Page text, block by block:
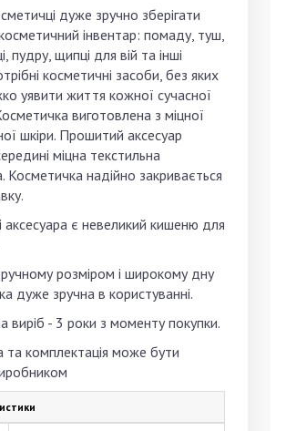
дуже зручно зберігати
інвентар: помаду, туш,
пудру, щипці для вій та інші
косметичні засоби, без яких
уявити життя кожної сучасної
виготовлена з міцної
шкіри. Прошитий аксесуар
міцна текстильна
Косметичка надійно закривається
аксесуара є невеликий кишеню для
розміром і широкому дну
дуже зручна в користуванні.
виріб - 3 роки з моменту покупки.
та комплектація може бути